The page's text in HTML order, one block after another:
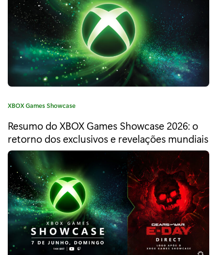
a
“
X
b
o
r
e
s
e
n
t
C
t
e
o
a
:
XBOX Games Showcase
Resumo do XBOX Games Showcase 2026: o
retorno dos exclusivos e revelações mundiais